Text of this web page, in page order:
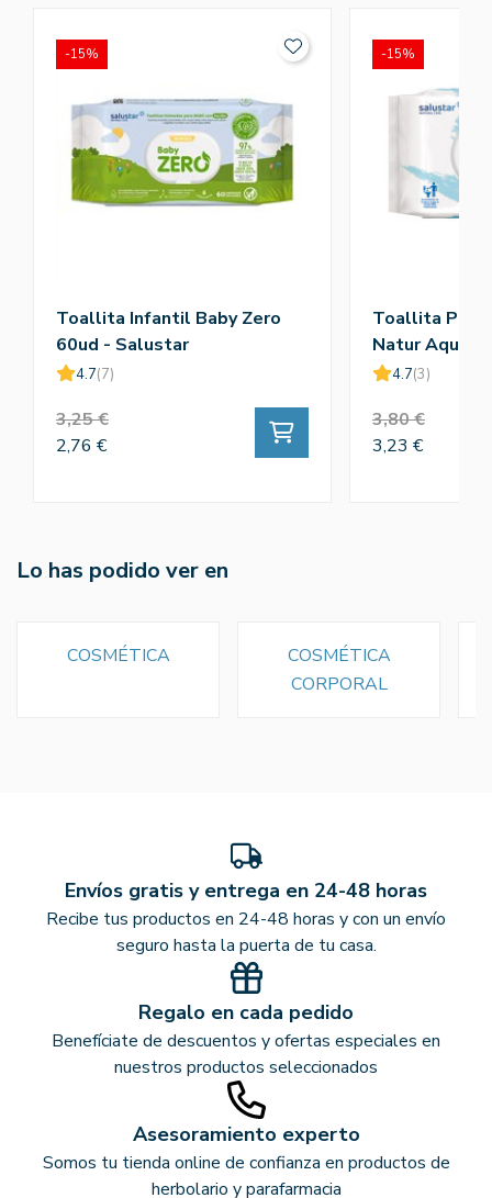
Toallita Infantil Baby Zero
60ud - Salustar
4.7(7)
3,25 €
2,76 €
-15%
Toallita
Natur Aqua
4.7(3)
3,80 €
3,23 €
-15%
Lo has podido ver en
COSMÉTICA
COSMÉTICA
CORPORAL
Envíos gratis y entrega en 24-48 horas
Recibe tus productos en 24-48 horas y con un envío
seguro hasta la puerta de tu casa.
Regalo en cada pedido
Benefíciate de descuentos y ofertas especiales en
nuestros productos seleccionados
Asesoramiento experto
Somos tu tienda online de confianza en productos de
herbolario y parafarmacia